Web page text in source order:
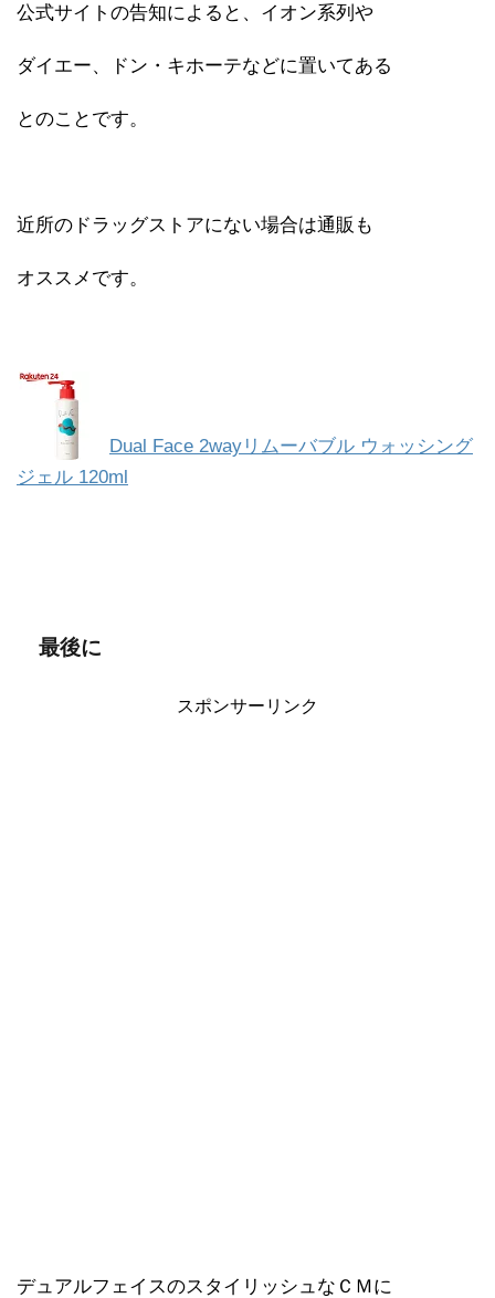
公式サイトの告知によると、イオン系列や
ダイエー、ドン・キホーテなどに置いてある
とのことです。
近所のドラッグストアにない場合は通販も
オススメです。
Dual Face 2wayリムーバブル ウォッシング
ジェル 120ml
最後に
スポンサーリンク
デュアルフェイスのスタイリッシュなＣＭに